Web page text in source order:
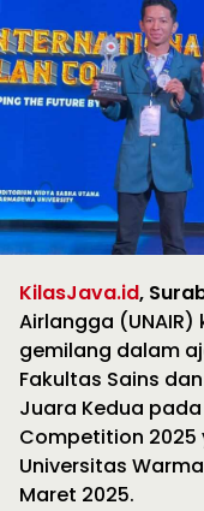
KilasJava.id,
Airlangga
gemilang dalam
Fakultas Sains
Juara Kedua
Competition 2025
Universitas
Maret 2025.